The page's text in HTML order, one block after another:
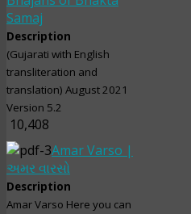
Samaj
Description
(Gujarati with English
transliteration and
translation) August 2021
Version 5.2
10,408
Amar Varso |
અમર વારસો
Description
Amar Varso Here you can